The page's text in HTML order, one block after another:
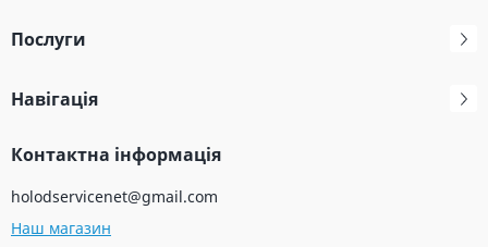
Послуги
Навігація
Контактна інформація
holodservicenet@gmail.com
Наш магазин